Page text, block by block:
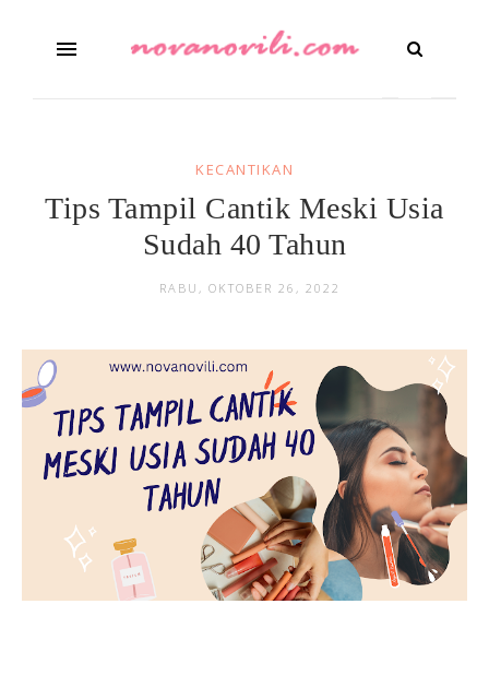
KECANTIKAN
Tips Tampil Cantik Meski Usia
Sudah 40 Tahun
RABU, OKTOBER 26, 2022